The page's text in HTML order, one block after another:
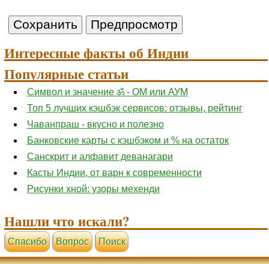
Интересные факты об Индии
Популярные статьи
Символ и значение ॐ - ОМ или АУМ
Топ 5 лучших кэшбэк сервисов: отзывы, рейтинг
Чаванпраш - вкусно и полезно
Банковские карты с кэшбэком и % на остаток
Санскрит и алфавит деванагари
Касты Индии, от варн к современности
Рисунки хной: узоры мехенди
Нашли что искали?
Cпасибо Вопрос Поиск